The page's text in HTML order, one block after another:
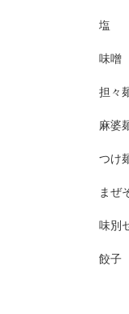
塩
味噌
担々
麻婆
つけ
まぜ
味別
餃子